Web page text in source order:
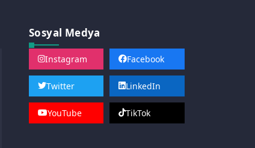
Sosyal Medya
Instagram Facebook
Twitter LinkedIn
YouTube TikTok